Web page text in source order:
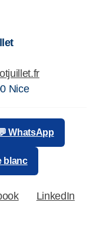
Nice
WhatsApp
blanc
LinkedIn